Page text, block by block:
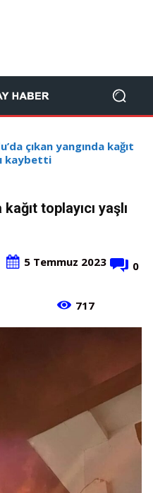
çıkan yangında kağıt
kaybetti
toplayıcı yaşlı
5 Temmuz 2023 0
717